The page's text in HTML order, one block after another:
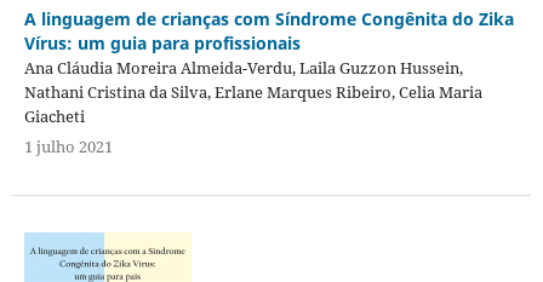
A linguagem de crianças com Síndrome Congênita do Zika
Vírus: um guia para profissionais
Ana Cláudia Moreira Almeida-Verdu, Laila Guzzon Hussein,
Nathani Cristina da Silva, Erlane Marques Ribeiro, Celia Maria
Giacheti
1 julho 2021